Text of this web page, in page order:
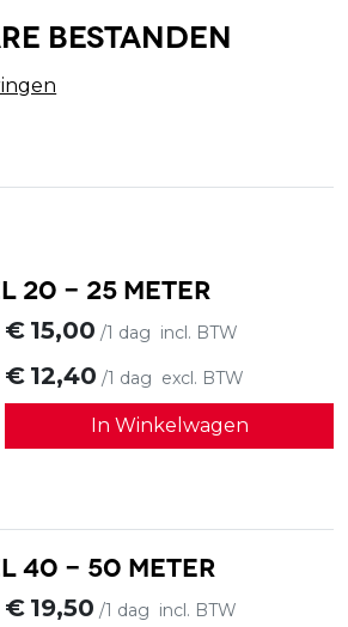
bestanden
20 - 25 meter
€ 15,00 /1 dag incl. BTW
€ 12,40 /1 dag excl. BTW
In Winkelwagen
40 - 50 meter
€ 19,50 /1 dag incl. BTW